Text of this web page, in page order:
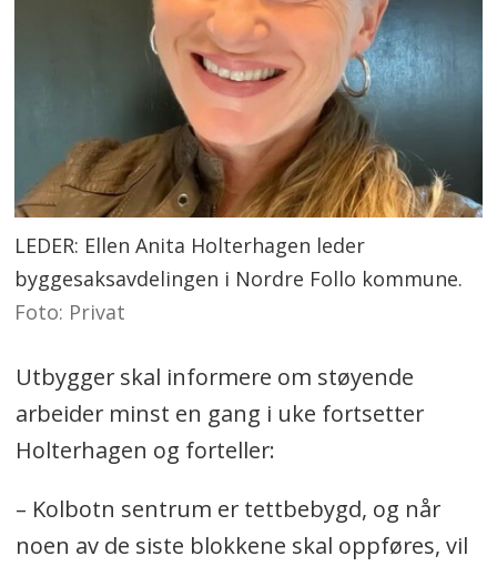
LEDER: Ellen Anita Holterhagen leder
byggesaksavdelingen i Nordre Follo kommune.
Foto: Privat
Utbygger skal informere om støyende
arbeider minst en gang i uke fortsetter
Holterhagen og forteller:
– Kolbotn sentrum er tettbebygd, og når
noen av de siste blokkene skal oppføres, vil